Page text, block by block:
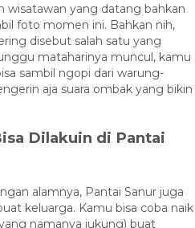
wisatawan yang datang bahkan
foto momen ini. Bahkan nih,
disebut salah satu yang
mataharinya muncul, kamu
sambil ngopi dari warung-
aja suara ombak yang bikin
Dilakuin di Pantai
alamnya, Pantai Sanur juga
keluarga. Kamu bisa coba naik
namanya jukung) buat